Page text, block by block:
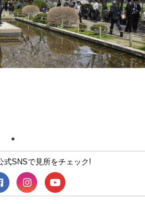
式SNSで見所をチェック!